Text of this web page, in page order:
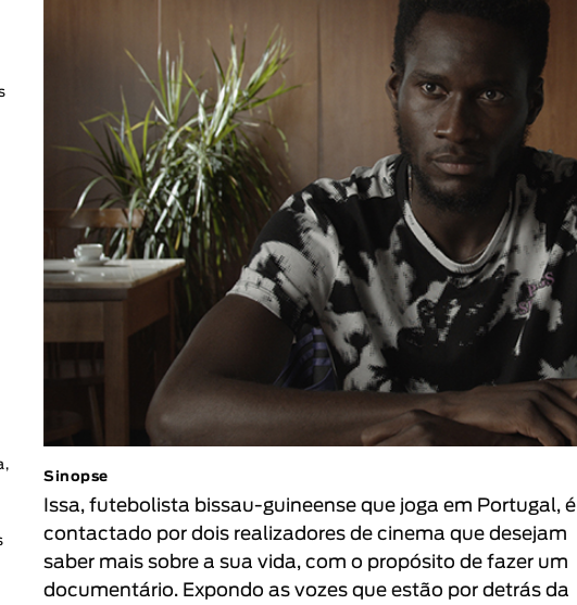
Sinopse
Issa, futebolista bissau-guineense que joga em Portugal, é
contactado por dois realizadores de cinema que desejam
saber mais sobre a sua vida, com o propósito de fazer um
documentário. Expondo as vozes que estão por detrás da